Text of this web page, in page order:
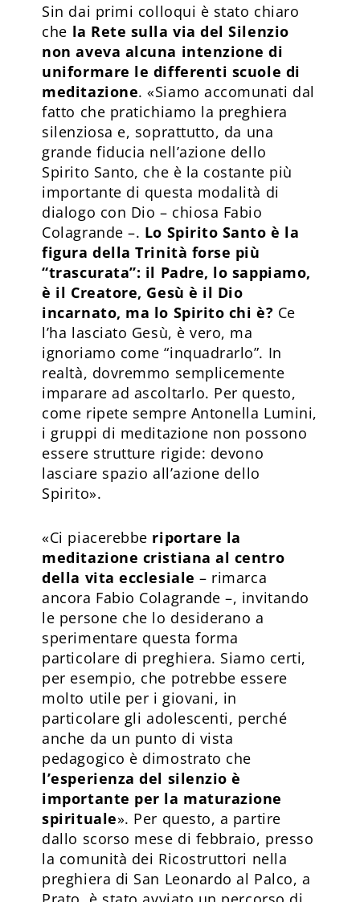
Sin dai primi colloqui è stato chiaro
che la Rete sulla via del Silenzio
non aveva alcuna intenzione di
uniformare le differenti scuole di
meditazione. «Siamo accomunati dal
fatto che pratichiamo la preghiera
silenziosa e, soprattutto, da una
grande fiducia nell’azione dello
Spirito Santo, che è la costante più
importante di questa modalità di
dialogo con Dio – chiosa Fabio
Colagrande –. Lo Spirito Santo è la
figura della Trinità forse più
“trascurata”: il Padre, lo sappiamo,
è il Creatore, Gesù è il Dio
incarnato, ma lo Spirito chi è? Ce
l’ha lasciato Gesù, è vero, ma
ignoriamo come “inquadrarlo”. In
realtà, dovremmo semplicemente
imparare ad ascoltarlo. Per questo,
come ripete sempre Antonella Lumini,
i gruppi di meditazione non possono
essere strutture rigide: devono
lasciare spazio all’azione dello
Spirito».
«Ci piacerebbe riportare la
meditazione cristiana al centro
della vita ecclesiale – rimarca
ancora Fabio Colagrande –, invitando
le persone che lo desiderano a
sperimentare questa forma
particolare di preghiera. Siamo certi,
per esempio, che potrebbe essere
molto utile per i giovani, in
particolare gli adolescenti, perché
anche da un punto di vista
pedagogico è dimostrato che
l’esperienza del silenzio è
importante per la maturazione
spirituale». Per questo, a partire
dallo scorso mese di febbraio, presso
la comunità dei Ricostruttori nella
preghiera di San Leonardo al Palco, a